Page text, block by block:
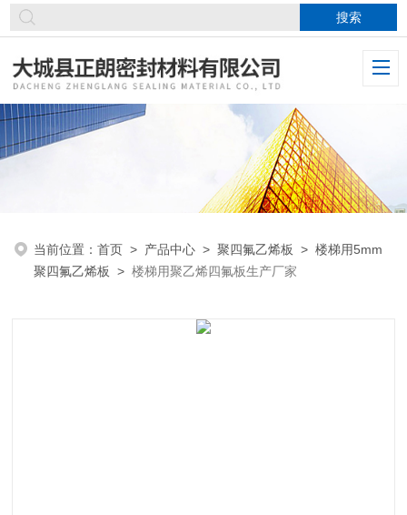
当前位置：首页 > 产品中心 >聚四氟乙烯板 >楼梯用5mm
聚四氟乙烯板
>楼梯用聚乙烯四氟板生产厂家